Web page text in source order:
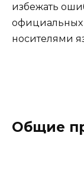
избежать
носителями
Общие